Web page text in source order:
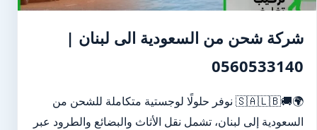
شركة شحن من السعودية الى لبنان |
0560533140
🌍🚚🇸🇦🇱🇧 نوفر حلولًا لوجستية متكاملة للشحن من
السعودية إلى لبنان، تشمل نقل الأثاث والبضائع والطرود عبر